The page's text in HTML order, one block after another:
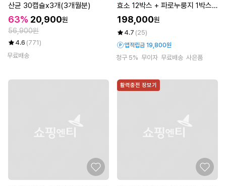
산균 30캡슐x3개(3개월분)
63% 20,900원
56,900원
4.6 (771)
무료배송
효소 12박스 + 파로누룽지 1박스(1
0봉) + 복부마사지기
198,000원
4.7 (25)
앱적립금 19,800원
청구 5% 무이자 무료배송 사은품
활력충전 장보기